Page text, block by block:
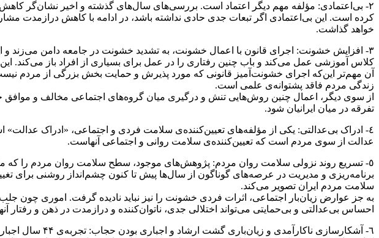
٢- بی‌اعتمادی: مؤلفه مهم دیگر اعتماد است. بررسی‌های سال‌های گذشته و اخیر نشان‌گر
کرده است. این بی‌اعتمادی اگر تبعات جدی حادی نداشته باشد، در ادامه با کاهش درازمدت
خواهد گذاشت.
٣- افزایش خشونت: اجرای قانون با اعمال خشونت، به تشدید خشونت در جامعه دامن می‌زند و
کلاس آموزشی عمل می‌کند و باب چنین رفتاری را در عمل برای بسیاری از افراد باز
آن مهم‌تر این‌که اجرای خشونت‌‌آمیز قانونی که مورد پذیرش و حمایت بخش بزرگی از مردم
زندگی مردم فاقد پشتوانه‌ی علمی است.
از سوی دیگر، اعمال چنین روش‌هایی تنش و درگیری میان گروه‌های اجتماعی مخالف و موافق
تفرقه در میان ایرانیان شود.
٤- ادراک بی‌عدالتی: یکی از مؤلفه‌های تعیین‌کننده‌ی سلامت فردی و اجتماعی، «ادراک عدالت»
عدالت از سوی مردم است که تعیین‌کننده‌ی سلامت روانی و اجتماعی آنهاست.
٥- تسریع روند نزولی سلامت روان مردم: پژوهش‌های موجود، سطح سلامت روان مردم را که
برنامه‌ریزی و مدیریت در عرصه‌های گوناگون از سال‌ها پیش تا کنون چشم‌انداز روشنی برای
سلامت مردم ایران تصویر می‌کند.
به جز عوارض زیان‌بار اجتماعی، اثرات فردی خشونت را نیز نباید نادیده گرفت. اموری چون
احساس بی‌عدالتی و بی‌حمایتی می‌تواند اختلالی جدی، ناتوان‌کننده و درازمدت در ذهن و رفتار آنها
٦- آشکارسازی